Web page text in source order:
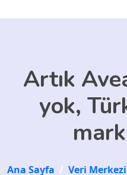
Artık
yok,
Ana Sayfa / Veri Merkezi